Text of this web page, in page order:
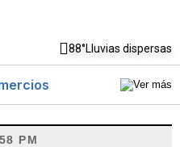
88°Lluvias dispersas
PM